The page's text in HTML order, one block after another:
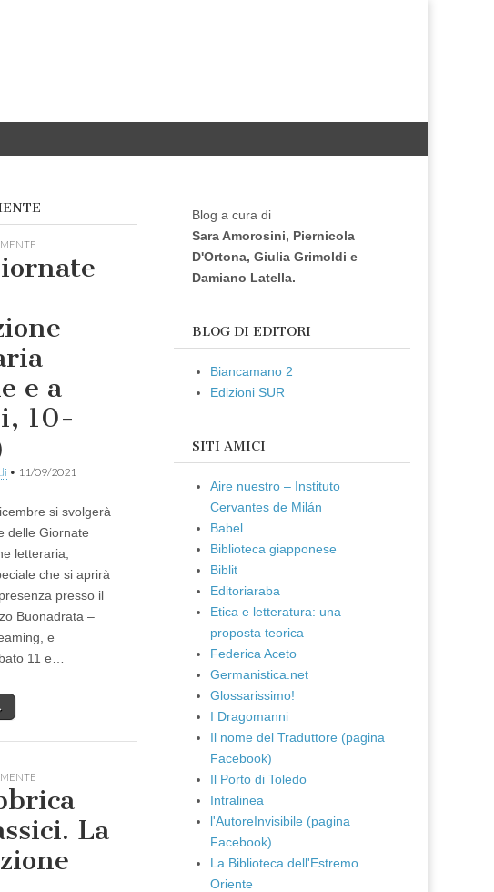
e a
10-
• 11/09/2021
si svolgerà
delle Giornate
letteraria,
che si aprirà
presso il
Buonadrata –
e
11 e…
La
Blog a cura di
Sara Amorosini, Piernicola
D'Ortona, Giulia Grimoldi e
Damiano Latella.
BLOG DI EDITORI
Biancamano 2
Edizioni SUR
SITI AMICI
Aire nuestro – Instituto
Cervantes de Milán
Babel
Biblioteca giapponese
Biblit
Editoriaraba
Etica e letteratura: una
proposta teorica
Federica Aceto
Germanistica.net
Glossarissimo!
I Dragomanni
Il nome del Traduttore (pagina
Facebook)
Il Porto di Toledo
Intralinea
l'AutoreInvisibile (pagina
Facebook)
La Biblioteca dell'Estremo
Oriente